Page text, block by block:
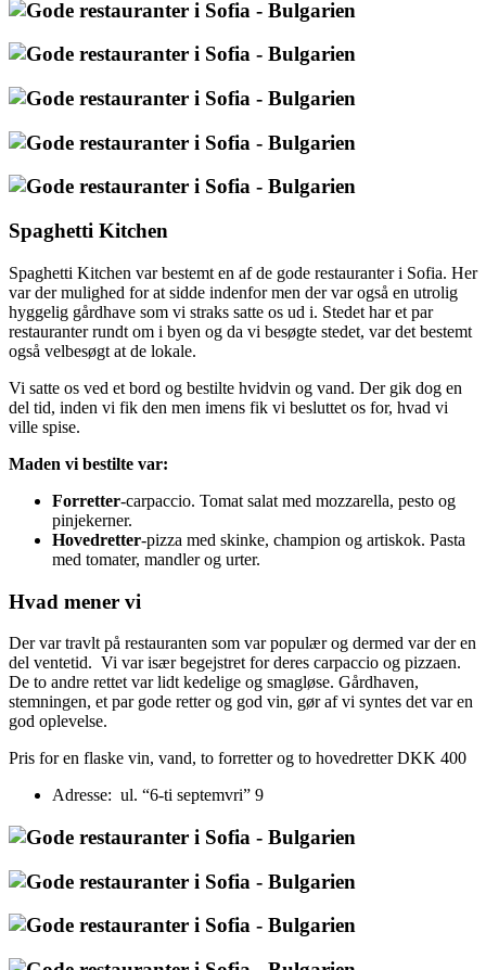
Spaghetti Kitchen
Spaghetti Kitchen var bestemt en af de gode restauranter i Sofia. Her
var der mulighed for at sidde indenfor men der var også en utrolig
hyggelig gårdhave som vi straks satte os ud i. Stedet har et par
restauranter rundt om i byen og da vi besøgte stedet, var det bestemt
også velbesøgt at de lokale.
Vi satte os ved et bord og bestilte hvidvin og vand. Der gik dog en
del tid, inden vi fik den men imens fik vi besluttet os for, hvad vi
ville spise.
Maden vi bestilte var:
Forretter-carpaccio. Tomat salat med mozzarella, pesto og
pinjekerner.
Hovedretter-pizza med skinke, champion og artiskok. Pasta
med tomater, mandler og urter.
Hvad mener vi
Der var travlt på restauranten som var populær og dermed var der en
del ventetid. Vi var især begejstret for deres carpaccio og pizzaen.
De to andre rettet var lidt kedelige og smagløse. Gårdhaven,
stemningen, et par gode retter og god vin, gør af vi syntes det var en
god oplevelse.
Pris for en flaske vin, vand, to forretter og to hovedretter DKK 400
Adresse: ul. “6-ti septemvri” 9